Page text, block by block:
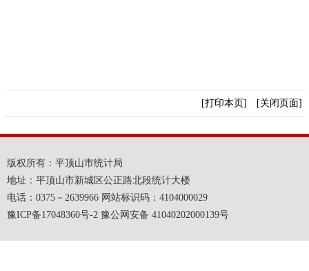
[打印本页] [关闭页面]
版权所有：平顶山市统计局
地址：平顶山市新城区公正路北段统计大楼
电话：0375－2639966 网站标识码：4104000029
豫ICP备17048360号-2 豫公网安备 41040202000139号